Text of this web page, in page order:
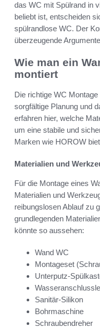
das WC mit Spülrand in
beliebt ist, entscheiden
spülrandlose WC. Der
überzeugende
Wie man ein
montiert
Die richtige WC
sorgfältige Planung und
erfahren hier, welche
um eine stabile und
Marken wie HOROW
Materialien und
Für die Montage eines
Materialien und
reibungslosen Ablauf zu
grundlegenden
könnte so aussehen:
Wand WC
Montageset
Unterputz-
Sanitär-Silikon
Bohrmaschine
Schraubendreher